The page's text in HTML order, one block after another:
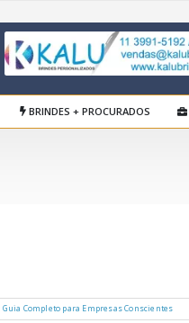
BRINDES + PROCURADOS
Completo para Empresas Conscientes